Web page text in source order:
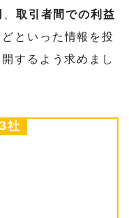
、 取引者間での利益
どといった情報を投
するよう求めまし
社